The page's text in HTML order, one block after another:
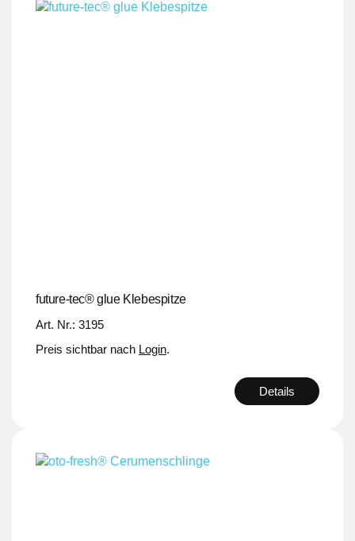
future-tec® glue Klebespitze
Art. Nr.: 3195
Preis sichtbar nach Login.
Details